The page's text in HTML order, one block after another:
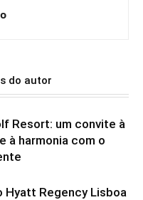
do autor
Resort: um convite à
à harmonia com o
Hyatt Regency Lisboa